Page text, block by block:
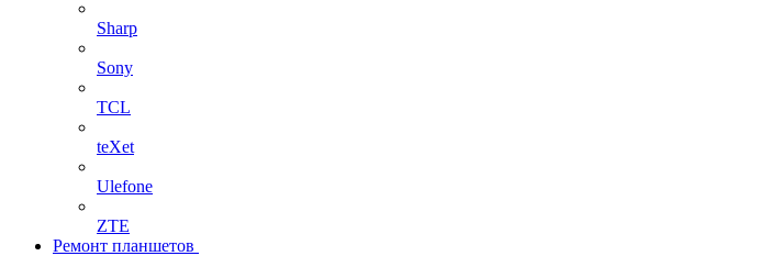
Sharp
Sony
TCL
teXet
Ulefone
ZTE
Ремонт планшетов